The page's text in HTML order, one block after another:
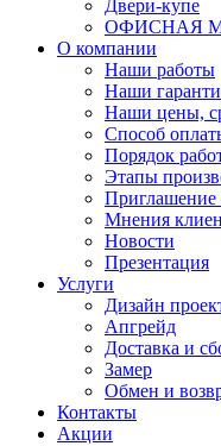
Двери-купе
ОФИСНАЯ
О компании
Наши работы
Наши
Наши цены,
Способ
Порядок
Этапы
Приглашение
Мнения
Новости
Презентация
Услуги
Дизайн
Апгрейд
Доставка и
Замер
Обмен и
Контакты
Акции